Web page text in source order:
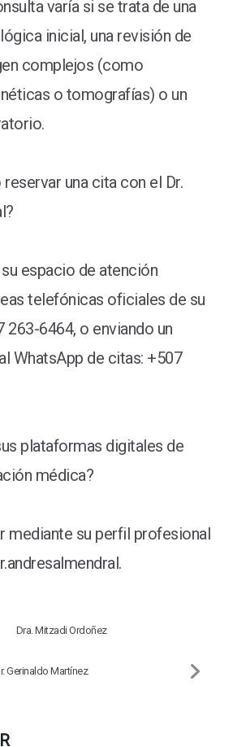
varía si se trata de una
inicial, una revisión de
complejos (como
o tomografías) o un
una cita con el Dr.
espacio de atención
telefónicas oficiales de su
6464, o enviando un
WhatsApp de citas: +507
plataformas digitales de
médica?
mediante su perfil profesional
Dra. Mitzadi Ordoñez
Gerinaldo Martínez